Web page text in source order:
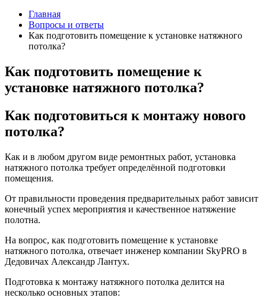
Главная
Вопросы и ответы
Как подготовить помещение к установке натяжного
потолка?
Как подготовить помещение к
установке натяжного потолка?
Как подготовиться к монтажу нового
потолка?
Как и в любом другом виде ремонтных работ, установка
натяжного потолка требует определённой подготовки
помещения.
От правильности проведения предварительных работ зависит
конечный успех мероприятия и качественное натяжение
полотна.
На вопрос, как подготовить помещение к установке
натяжного потолка, отвечает инженер компании SkyPRO в
Дедовичах Александр Лантух.
Подготовка к монтажу натяжного потолка делится на
несколько основных этапов: